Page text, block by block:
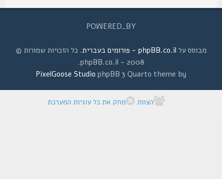
POWERED_BY
מבוסס עלphpBB.co.il - פורומים בעברית
. כל הזכויות שמורות ©
2008 - phpBB.co.il.
phpBB 3 Quarto theme by
PixelGoose Studio
הצוות מחק את כל עוגיות המערכת